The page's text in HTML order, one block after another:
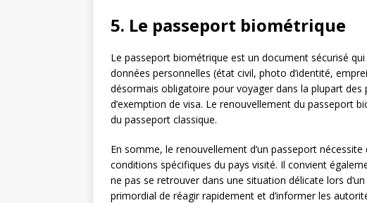
5. Le passeport biométrique
Le passeport biométrique est un document sécurisé
données personnelles (état civil, photo d’identité,
désormais obligatoire pour voyager dans la plupart
d’exemption de visa. Le renouvellement du passeport
du passeport classique.
En somme, le renouvellement d’un passeport
conditions spécifiques du pays visité. Il convient
ne pas se retrouver dans une situation délicate lors
primordial de réagir rapidement et d’informer les